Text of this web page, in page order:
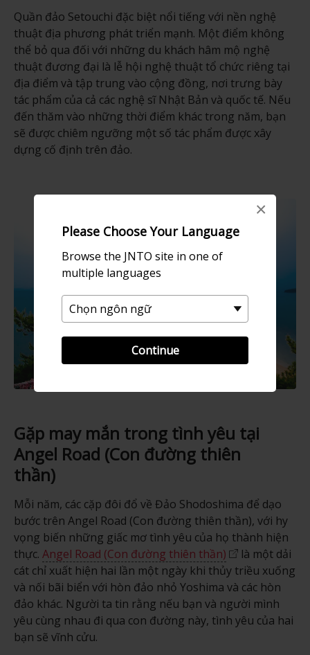
Please Choose Your Language
Browse the JNTO site in one of
multiple languages
Continue
×
Quần đảo Setouchi đặc biệt nổi tiếng với nền nghệ
thuật địa phương phát triển mạnh. Một điểm không
thể bỏ qua đối với những du khách hâm mộ nghệ
thuật đương đại là lễ hội nghệ thuật tổ chức riêng tại
địa điểm và tập trung vào cộng đồng, nơi trưng bày
tác phẩm của cả các nghệ sĩ Nhật Bản và quốc tế. Nếu
đến thăm vào những thời điểm khác trong năm, bạn
sẽ được chiêm ngưỡng một số tác phẩm được xây
dựng cố định trên đảo.
Gặp may mắn trong tình yêu tại
Angel Road (Con đường thiên
thần)
Mỗi năm, các cặp đôi đổ về Đảo Shodoshima để dạo
bước trên Angel Road (Con đường thiên thần), với hy
vọng biến những giấc mơ tình yêu của họ thành hiện
thực. Angel Road (Con đường thiên thần)
là một dải
cát chỉ xuất hiện hai lần một ngày khi thủy triều xuống
và nối bãi biển với hòn đảo nhỏ Yoshima và các hòn
đảo khác. Người ta tin rằng nếu bạn và người mình
yêu cùng nhau đi qua con đường này, tình yêu của hai
bạn sẽ vĩnh cửu.